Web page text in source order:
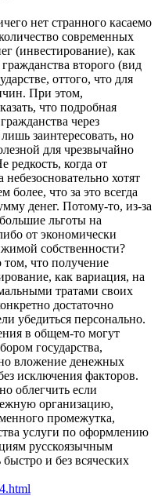
нет странного касаемо
современных
(инвестирование), как
второго (вид
оттого, что для
При этом,
что подробная
через
заинтересовать, но
для чрезвычайно
когда от
хотят
что за это всегда
денег. Потому-то, из-за
льготы на
от экономически
собственности?
что получение
как вариация, на
тратами своих
достаточно
убедиться персонально.
в общем-то могут
государства,
вложение денежных
исключения факторов.
облегчить если
организацию,
промежутка,
услуги по оформлению
русскоязычным
и без всяческих